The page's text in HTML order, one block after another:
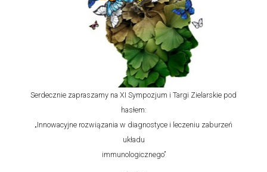
Serdecznie zapraszamy na XI Sympozjum i Targi Zielarskie pod
hasłem:
„Innowacyjne rozwiązania w diagnostyce i leczeniu zaburzeń
układu
immunologicznego”